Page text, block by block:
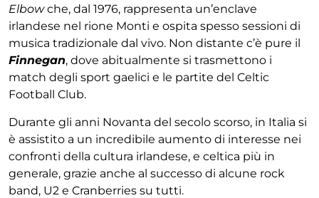
Elbowche, dal 1976, rappresenta un’enclave
irlandese nel rione Monti e ospita spesso sessioni di
musica tradizionale dal vivo. Non distante c’è pure il
Finnegan, dove abitualmente si trasmettono i
match degli sport gaelici e le partite del Celtic
Football Club.
Durante gli anni Novanta del secolo scorso, in Italia si
è assistito a un incredibile aumento di interesse nei
confronti della cultura irlandese, e celtica più in
generale, grazie anche al successo di alcune rock
band, U2 e Cranberries su tutti.